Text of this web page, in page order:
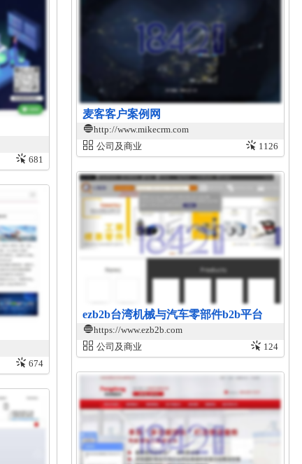
681
674
麦客客户案例网
http://www.mikecrm.com
公司及商业
1126
ezb2b台湾机械与汽车零部件b2b平台
https://www.ezb2b.com
公司及商业
124